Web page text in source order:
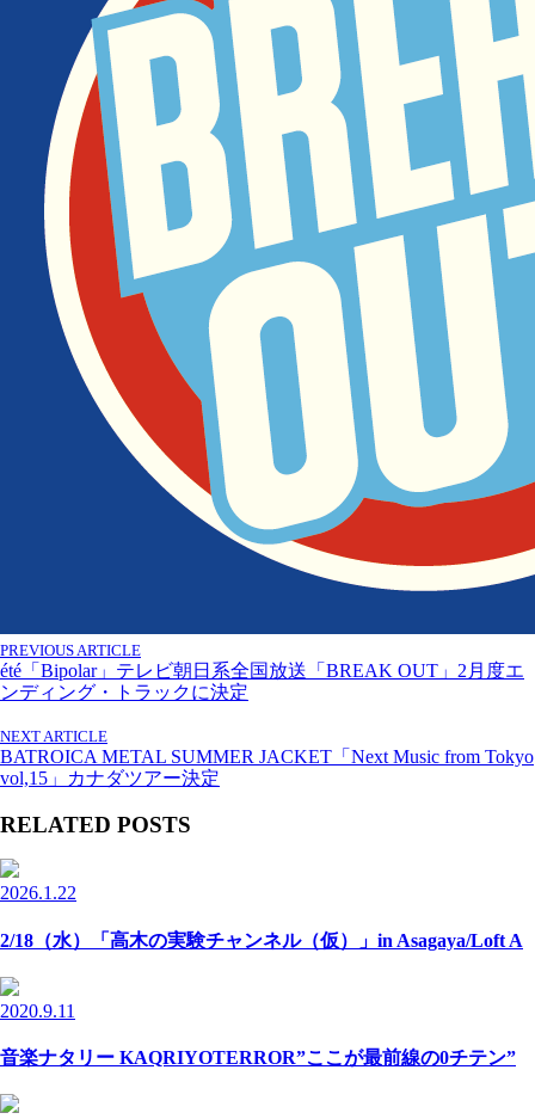
PREVIOUS ARTICLE
été「Bipolar」テレビ朝日系全国放送「BREAK OUT」2月度エ
ンディング・トラックに決定
NEXT ARTICLE
BATROICA METAL SUMMER JACKET「Next Music from Tokyo
vol,15」カナダツアー決定
RELATED POSTS
2026.1.22
2/18（水）「高木の実験チャンネル（仮）」in Asagaya/Loft A
2020.9.11
音楽ナタリー KAQRIYOTERROR”ここが最前線の0チテン”